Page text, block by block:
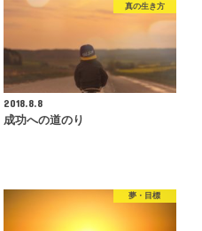
真の生き方
2018.8.8
成功への道のり
夢・目標